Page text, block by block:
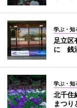
学ぶ・知
足立区
に 銭
学ぶ・知
北千住
まつ